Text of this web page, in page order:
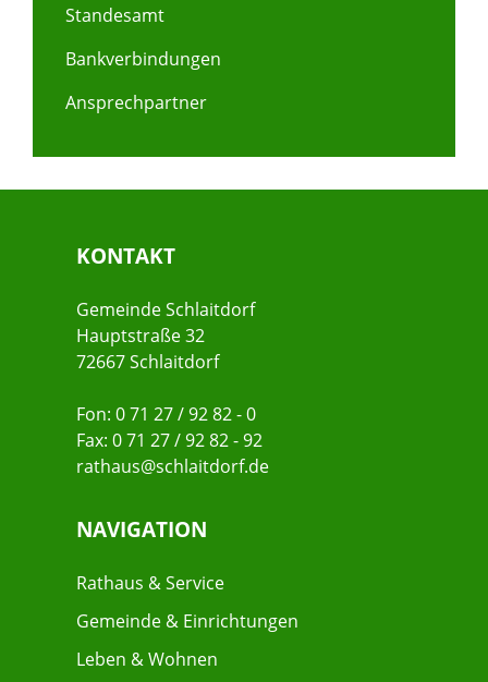
Standesamt
Bankverbindungen
Ansprechpartner
KONTAKT
Gemeinde Schlaitdorf
Hauptstraße 32
72667 Schlaitdorf
Fon: 0 71 27 / 92 82 - 0
Fax: 0 71 27 / 92 82 - 92
rathaus@schlaitdorf.de
NAVIGATION
Rathaus & Service
Gemeinde & Einrichtungen
Leben & Wohnen